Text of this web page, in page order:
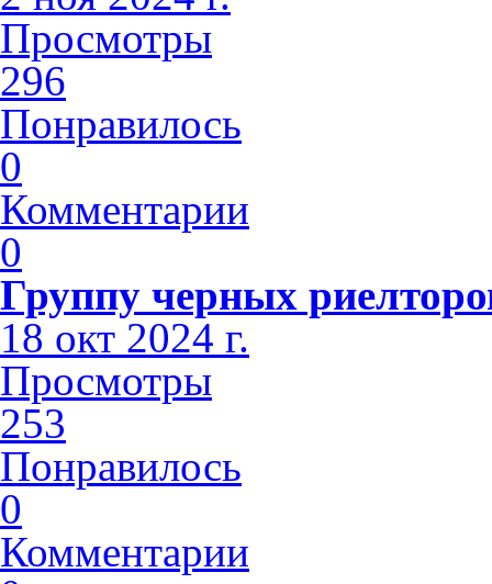
Просмотры
296
Понравилось
0
Комментарии
0
Группу черных
18 окт 2024 г.
Просмотры
253
Понравилось
0
Комментарии